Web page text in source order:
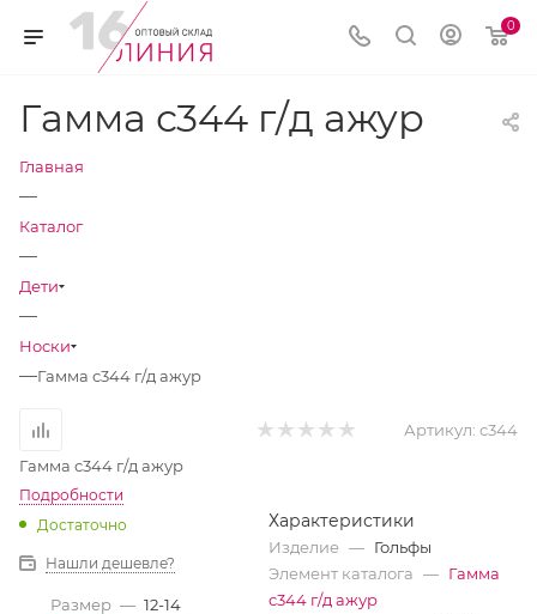
0
Гамма с344 г/д ажур
Главная
—
Каталог
—
Дети
—
Носки
—Гамма с344 г/д ажур
Артикул: с344
Гамма с344 г/д ажур
Подробности
Достаточно
Нашли дешевле?
Размер — 12-14
Характеристики
Изделие — Гольфы
Элемент каталога — Гамма
с344 г/д ажур